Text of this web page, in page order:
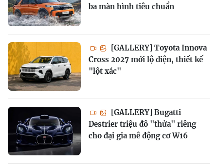
ba màn hình tiêu chuẩn
[GALLERY] Toyota Innova
Cross 2027 mới lộ diện, thiết kế
"lột xác"
[GALLERY] Bugatti
Destrier triệu đô "thửa" riêng
cho đại gia mê động cơ W16